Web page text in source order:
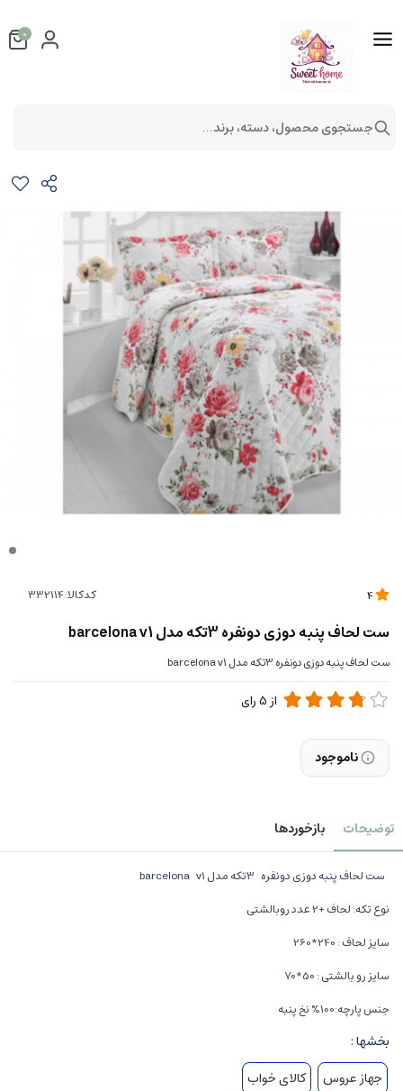
کدکالا:
ست لحاف پنبه دوزی دونفره 3تکه مدل barcelona v1
ست لحاف پنبه دوزی دونفره 3تکه مدل barcelona v1
از 5رای
ناموجود
توضیحات بازخوردها
ست لحاف پنبه دوزی دونفره 3تکه مدل barcelona v1
نوع تکه: لحاف +2 عدد روبالشتی
سایز لحاف : 240*260
سایز رو بالشتی : 50*70
جنس پارچه:100% نخ پنبه
بخشها :
جهاز عروس
کالای خواب
0
جستجوی محصول، دسته، برند...